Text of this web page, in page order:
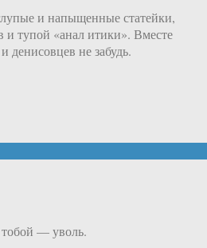
и напыщенные статейки,
тупой «анал итики». Вместе
денисовцев не забудь.
тобой — уволь.